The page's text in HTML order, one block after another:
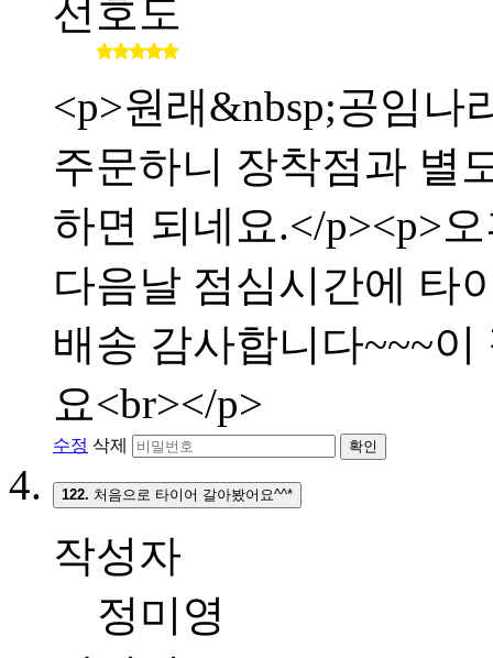
선호도
<p>원래&nbsp;공임나
주문하니 장착점과 별
하면 되네요.</p><p>
다음날 점심시간에 타
배송 감사합니다~~~
요<br></p>
수정 삭제 확인
122. 처음으로 타이어 갈아봤어요^^*
작성자
정미영